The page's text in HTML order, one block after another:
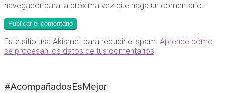
navegador para la próxima vez que haga un comentario.
Este sitio usa Akismet para reducir el spam. Aprende cómo
se procesan los datos de tus comentarios
#AcompañadosEsMejor